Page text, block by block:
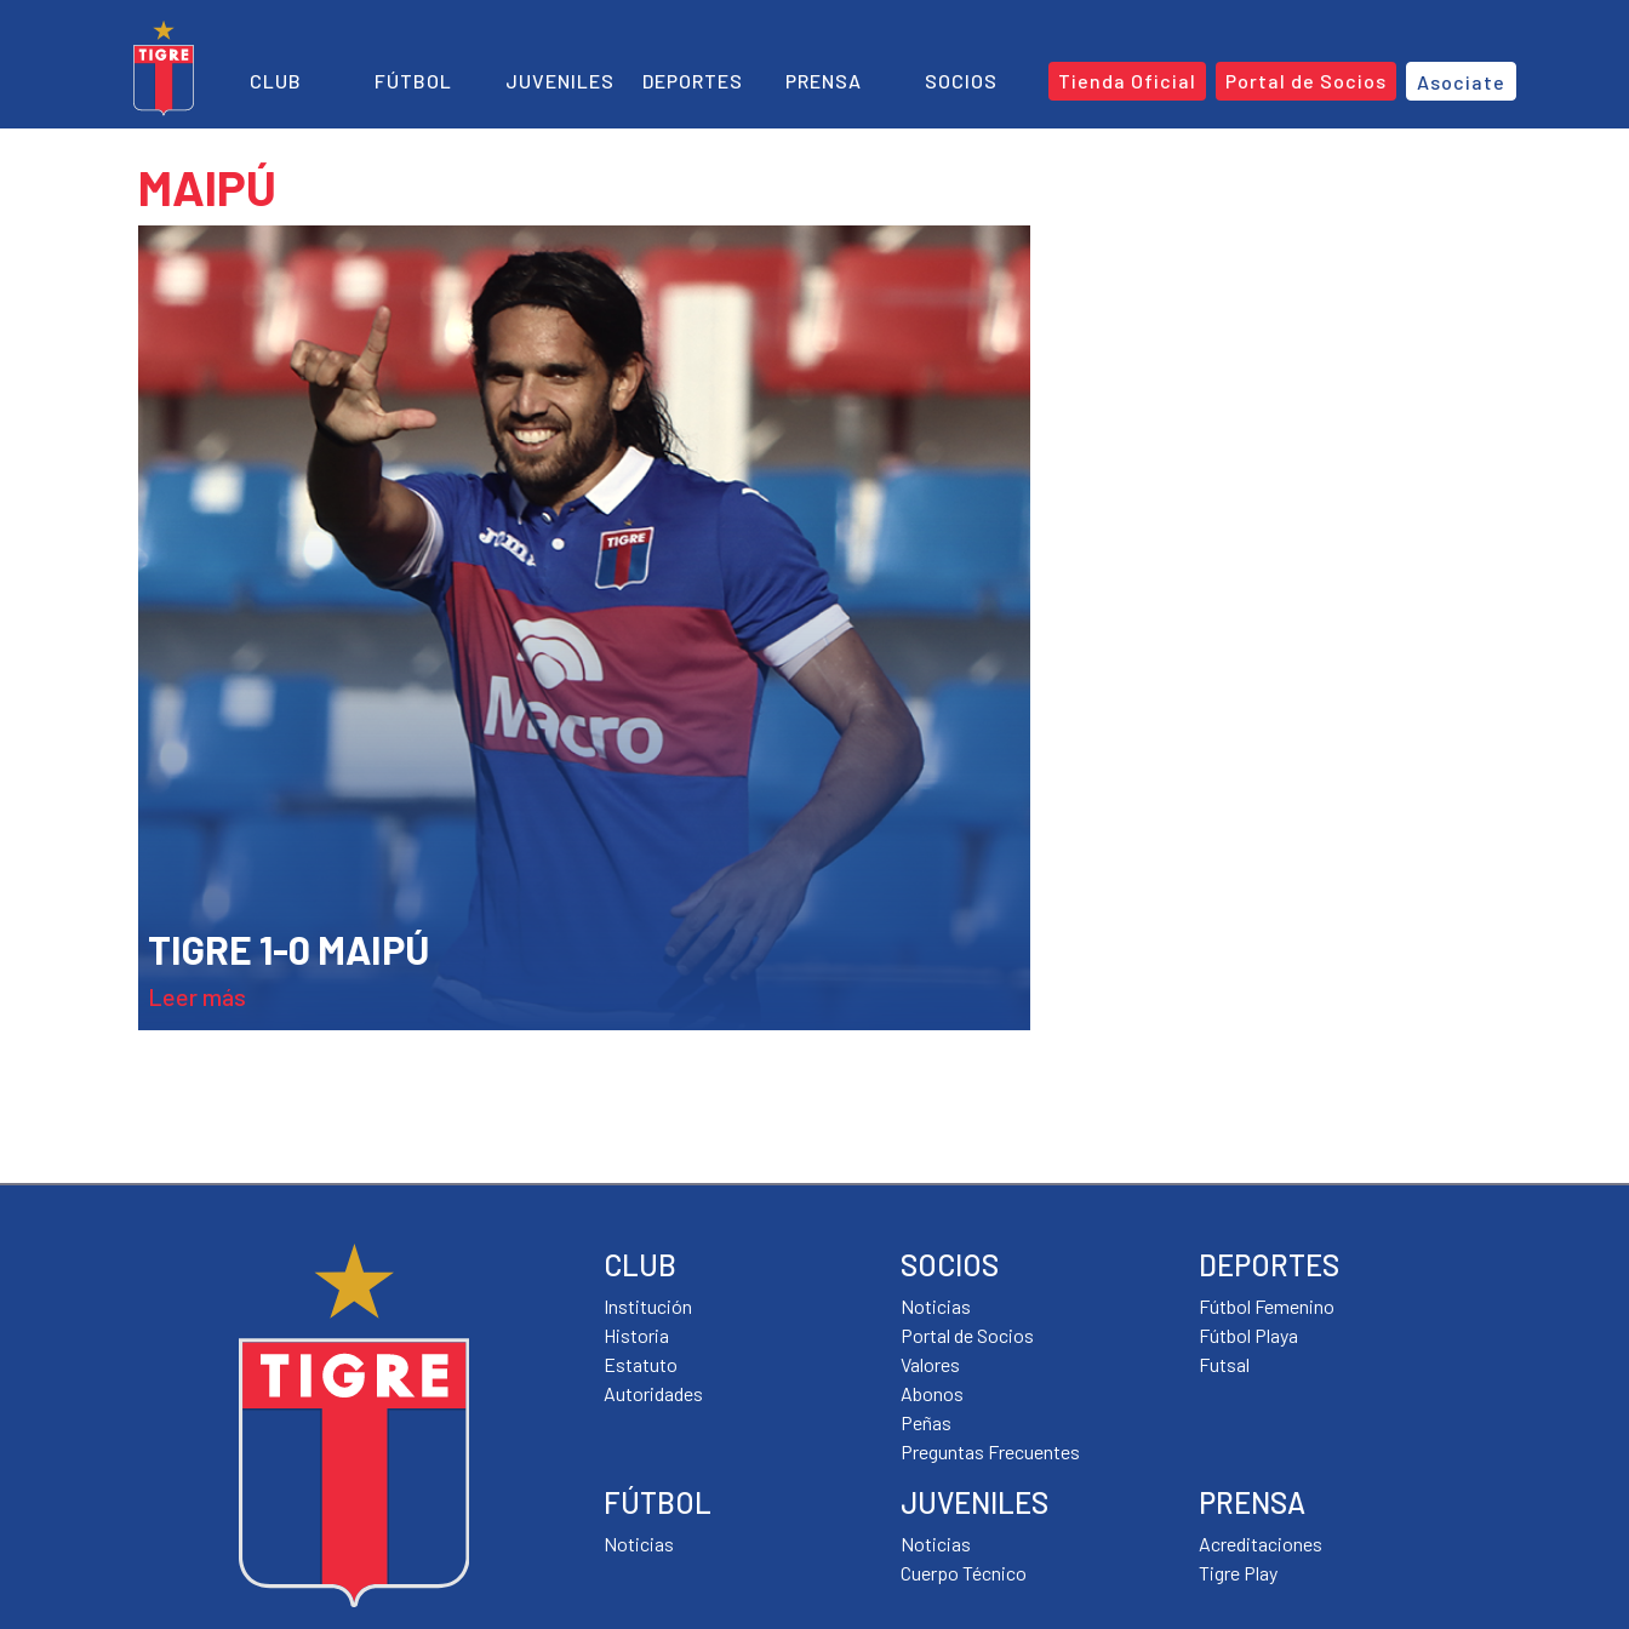
CLUB FÚTBOL JUVENILES DEPORTES PRENSA SOCIOS Tienda Oficial Portal de Socios Asociate
MAIPÚ
TIGRE 1-0 MAIPÚ
leer más
CLUB
Institución
Historia
Estatuto
Autoridades
FÚTBOL
Noticias
DEPORTES
Fútbol Femenino
Fútbol Playa
Futsal
JUVENILES
Noticias
Cuerpo Técnico
PRENSA
Acreditaciones
Tigre Play
SOCIOS
Noticias
Portal de Socios
Valores
Abonos
Peñas
Preguntas Frecuentes